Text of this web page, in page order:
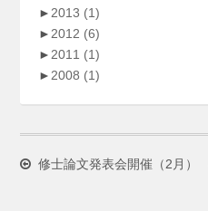
► 2013 (1)
► 2012 (6)
► 2011 (1)
► 2008 (1)
修士論文発表会開催（2月）